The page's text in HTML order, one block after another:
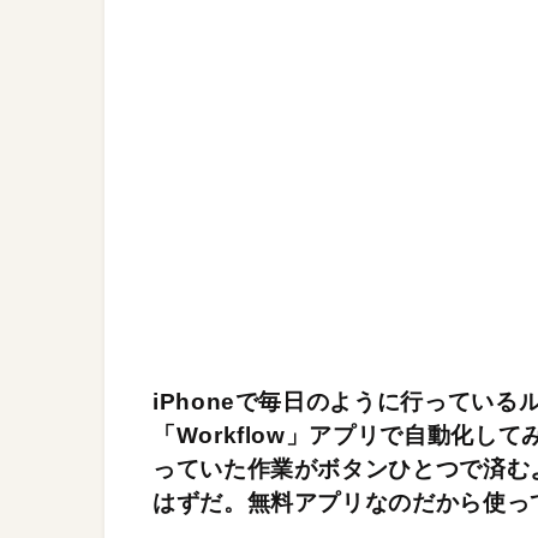
iPhoneで毎日のように行っている
「Workflow」アプリで自動化して
っていた作業がボタンひとつで済
はずだ。無料アプリなのだから使